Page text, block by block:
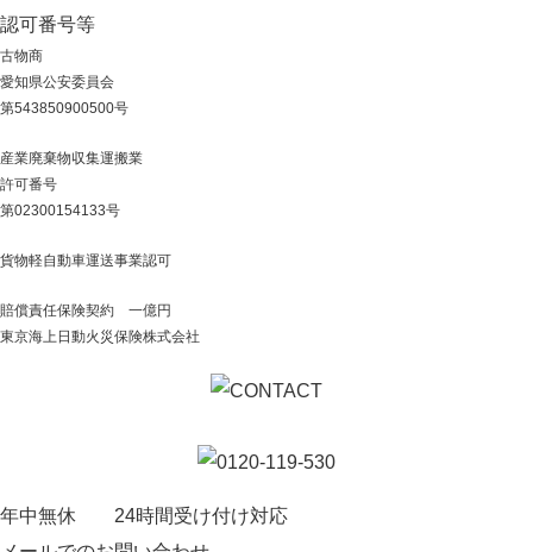
認可番号等
古物商
愛知県公安委員会
第543850900500号
産業廃棄物収集運搬業
許可番号
第02300154133号
貨物軽自動車運送事業認可
賠償責任保険契約 一億円
東京海上日動火災保険株式会社
年中無休 24時間受け付け対応